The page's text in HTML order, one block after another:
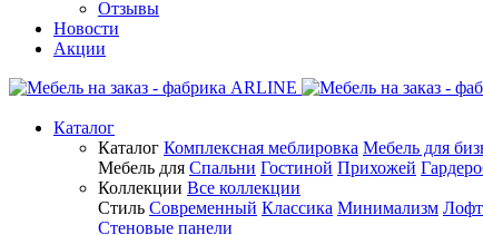
Отзывы
Новости
Акции
Каталог
Каталог Комплексная меблировка Мебель для
Мебель для Спальни Гостиной Прихожей
Коллекции Все коллекции
Стиль Современный Классика Минимализм Лофт
Стеновые панели